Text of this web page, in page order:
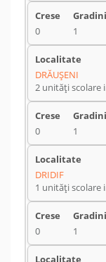
0 1
DRĂUŞENI
2 unități scolare
0 1
DRIDIF
1 unități scolare
0 1